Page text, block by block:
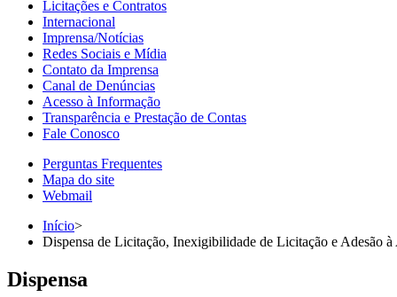
Licitações e Contratos
Internacional
Imprensa/Notícias
Redes Sociais e Mídia
Contato da Imprensa
Canal de Denúncias
Acesso à Informação
Transparência e Prestação de Contas
Fale Conosco
Perguntas Frequentes
Mapa do site
Webmail
Início>
Dispensa de Licitação, Inexigibilidade de Licitação e Adesão à
Dispensa